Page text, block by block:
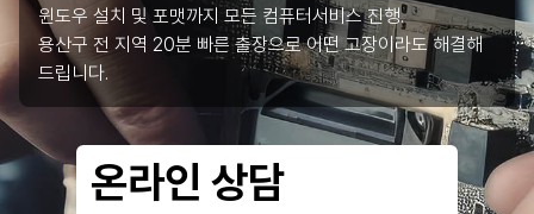
윈도우 설치 및 포맷까지 모든 컴퓨터서비스 진행.
용산구 전 지역 20분 빠른 출장으로 어떤 고장이라도 해결해
드립니다.
온라인 상담